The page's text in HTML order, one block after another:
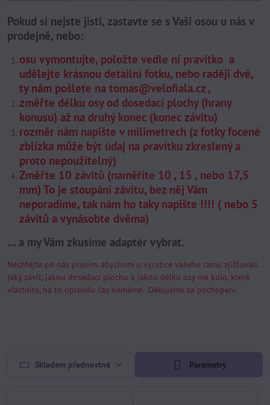
Pokud si nejste jisti, zastavte se s Vaší osou u nás v
prodejně, nebo:
osu vymontujte, položte vedle ní pravítko a
udělejte krásnou detailní fotku, nebo raději dvě,
ty nám pošlete na tomas@velofiala.cz ,
změřte délku osy od dosedací plochy (hrany
konusu) až na druhý konec (konec závitu)
rozměr nám napište v milimetrech (z fotky focené
zblízka může být údaj na pravítku zkreslený a
proto nepoužitelný)
Změřte 10 závitů (naměříte 10 , 15 , nebo 17,5
mm) To je stoupání závitu, bez něj Vám
neporadíme, tak nám ho taky napište !!!! ( nebo 5
závitů a vynásobte dvěma)
... a my Vám zkusíme adaptér vybrat.
Nechtějte po nás prosím, abychom u výrobce vašeho rámu zjišťovali,
jaký závit, jakou dosedací plochu a jakou délku osy má kolo, které
vlastníte, na to opravdu čas nemáme. Děkujeme za pochopení.
Skladem přednostně Parametry